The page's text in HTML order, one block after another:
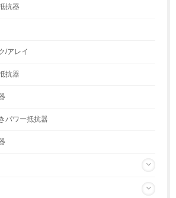
抗器
/アレイ
抗器
パワー抵抗器